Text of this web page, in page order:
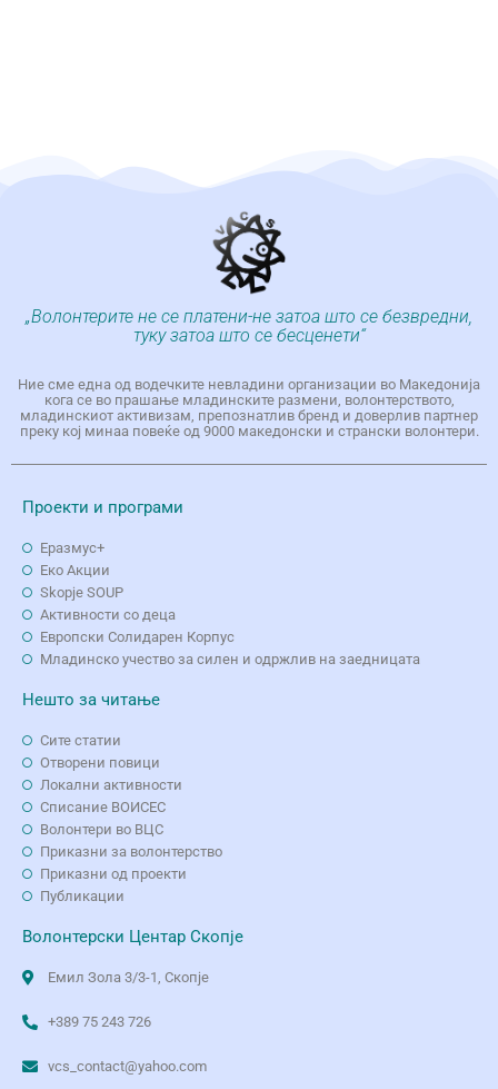
„Волонтерите не се платени-не затоа што се безвредни,
туку затоа што се бесценети“
Ние сме една од водечките невладини организации во Македонија
кога се во прашање младинските размени, волонтерството,
младинскиот активизам, препознатлив бренд и доверлив партнер
преку кој минаа повеќе од 9000 македонски и странски волонтери.
Проекти и програми
Еразмус+
Еко Aкции
Skopje SOUP
Активности со деца
Европски Солидарен Корпус
Младинско учество за силен и одржлив на заедницата
Нешто за читање
Сите статии
Отворени повици
Локални активности
Списание ВОИСЕС
Волонтери во ВЦС
Приказни за волонтерство
Приказни од проекти
Публикации
Волонтерски Центар Скопје
Емил Зола 3/3-1, Скопје
+389 75 243 726
vcs_contact@yahoo.com